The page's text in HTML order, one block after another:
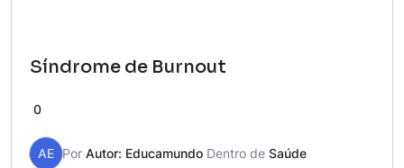
Síndrome de Burnout
0
AE Por Autor: Educamundo Dentro de Saúde